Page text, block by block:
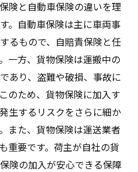
険と自動車保険の違いを理
。自動車保険は主に車両事
るもので、自賠責保険と任
一方、貨物保険は運搬中の
あり、盗難や破損、事故に
のため、貨物保険に加入す
生するリスクをさらに細か
また、貨物保険は運送業者
重要です。荷主が自社の貨
険の加入が安心できる保障